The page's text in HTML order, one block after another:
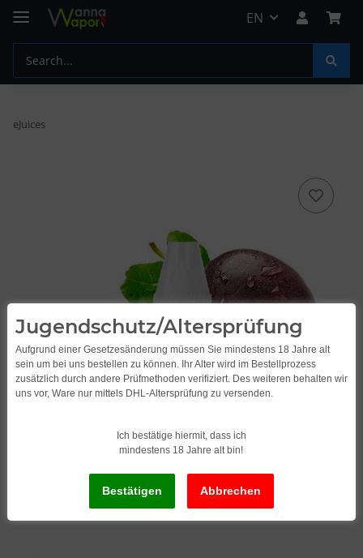
EN
eJuices
Jugendschutz/Altersprüfung
Aufgrund einer Gesetzesänderung müssen Sie mindestens 18 Jahre alt
sein um bei uns bestellen zu können. Ihr Alter wird im Bestellprozess
zusätzlich durch andere Prüfmethoden verifiziert. Des weiteren behalten wir
uns vor, Ware nur mittels DHL-Altersprüfung zu versenden.
Ich bestätige hiermit, dass ich
mindestens 18 Jahre alt bin!